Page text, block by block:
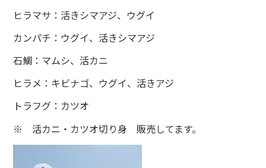
ヒラマサ：活きシマアジ、ウグイ
カンパチ：ウグイ、活きシマアジ
石鯛：マムシ、活カニ
ヒラメ：キビナゴ、ウグイ、活きアジ
トラフグ：カツオ
※ 活カニ・カツオ切り身 販売してます。